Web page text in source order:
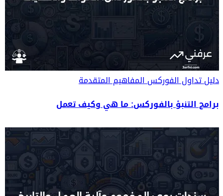
دليل تداول الفوركسالمفاهيم المتقدمة
برامج التنبؤ بالفوركس: ما هي وكيف تعمل